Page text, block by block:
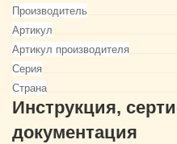
Производитель
Артикул
Артикул производителя
Серия
Страна
Инструкция,
документация